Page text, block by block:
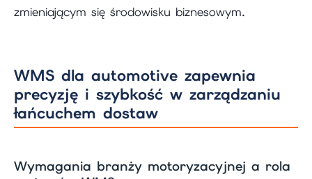
zmieniającym się środowisku biznesowym.
WMS dla automotive zapewnia
precyzję i szybkość w zarządzaniu
łańcuchem dostaw
Wymagania branży motoryzacyjnej a rola